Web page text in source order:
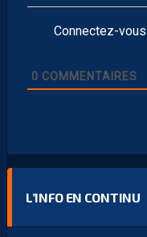
Connectez-
0 COMMENTAIRES
L’INFO EN CONTINU